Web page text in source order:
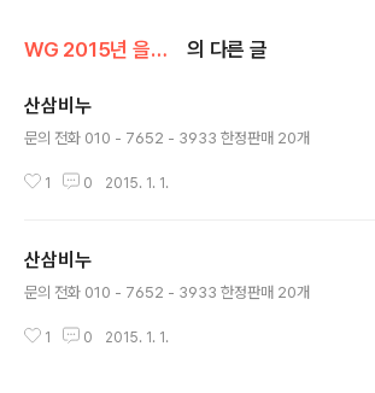
WG 2015년 을미년 기록 의 다른 글
산삼비누
문의 전화 010 - 7652 - 3933 한정판매 20개
1 0 2015. 1. 1.
산삼비누
문의 전화 010 - 7652 - 3933 한정판매 20개
1 0 2015. 1. 1.